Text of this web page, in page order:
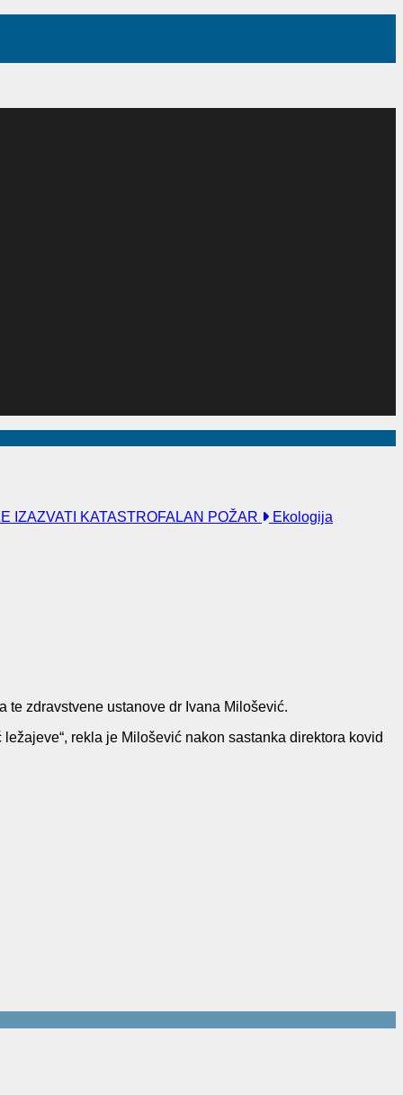
IZAZVATI KATASTROFALAN POŽAR Ekologija
zdravstvene ustanove dr Ivana Milošević.
rekla je Milošević nakon sastanka direktora kovid